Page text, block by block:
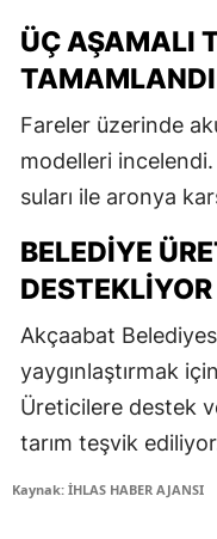
ÜÇ AŞAMALI
TAMAMLANDI
Fareler üzerinde
modelleri
suları ile aronya
BELEDIYE
DESTEKLIYOR
Akçaabat
yaygınlaştırmak
Üreticilere destek
tarım teşvik
Kaynak: İHLAS HABER AJANSI